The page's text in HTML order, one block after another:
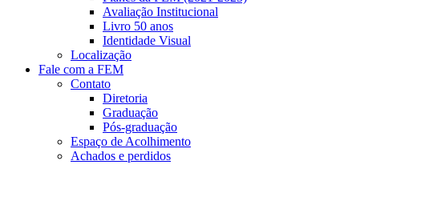
Avaliação Institucional
Livro 50 anos
Identidade Visual
Localização
Fale com a FEM
Contato
Diretoria
Graduação
Pós-graduação
Espaço de Acolhimento
Achados e perdidos